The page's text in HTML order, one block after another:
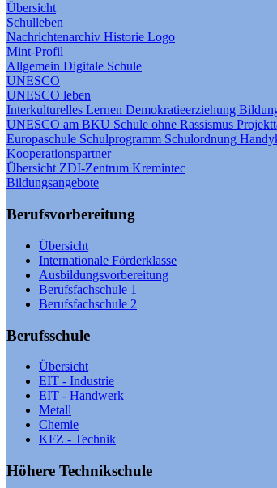
Übersicht
Schulleben
Nachrichtenarchiv Historie Logo
Mint-Profil
Allgemein Digitale Schule
UNESCO
UNESCO leben
Interkulturelles Lernen Demokratieerziehung
UNESCO am BKU Schule ohne Rassismus
Europaschule Schulprogramm Schulordnung
Kooperationspartner
Übersicht ZDI-Zentrum Kremintec
Bildungsangebote
Berufsvorbereitung
Übersicht
Internationale Förderklasse
Ausbildungsvorbereitung
Berufsfachschule 1
Berufsfachschule 2
Berufsschule
Übersicht
EIT - Industrie
EIT - Handwerk
Metall
Chemie
KFZ - Technik
Höhere Technikschule